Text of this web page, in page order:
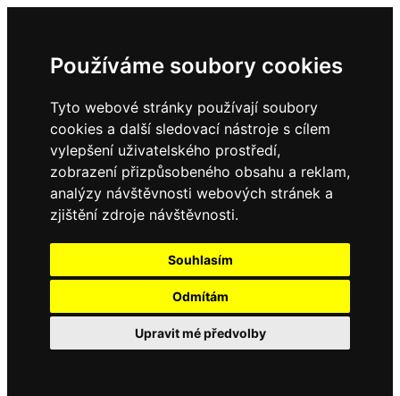
Používáme soubory cookies
Tyto webové stránky používají soubory
cookies a další sledovací nástroje s cílem
vylepšení uživatelského prostředí,
zobrazení přizpůsobeného obsahu a reklam,
analýzy návštěvnosti webových stránek a
zjištění zdroje návštěvnosti.
Souhlasím
Odmítám
Upravit mé předvolby